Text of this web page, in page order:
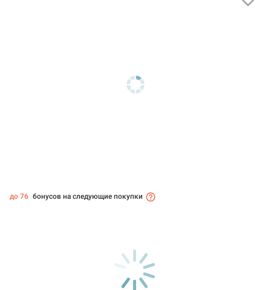
до 76 бонусов на следующие покупки